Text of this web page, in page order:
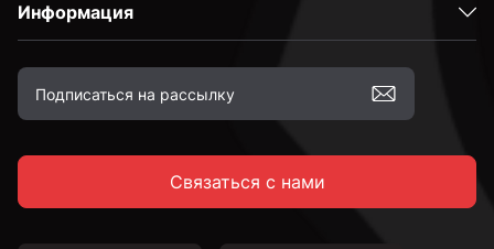
10 мм
12 мм
Информация
Связаться с нами